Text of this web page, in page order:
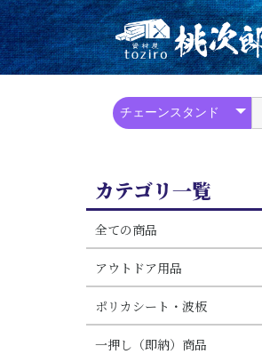
カテゴリ一覧
全ての商品
アウトドア用品
ポリカシート・波板
一押し（即納）商品